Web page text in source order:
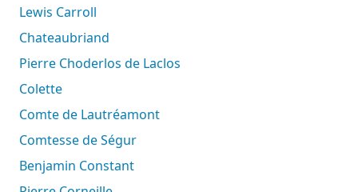
Lewis Carroll
Chateaubriand
Pierre Choderlos de Laclos
Colette
Comte de Lautréamont
Comtesse de Ségur
Benjamin Constant